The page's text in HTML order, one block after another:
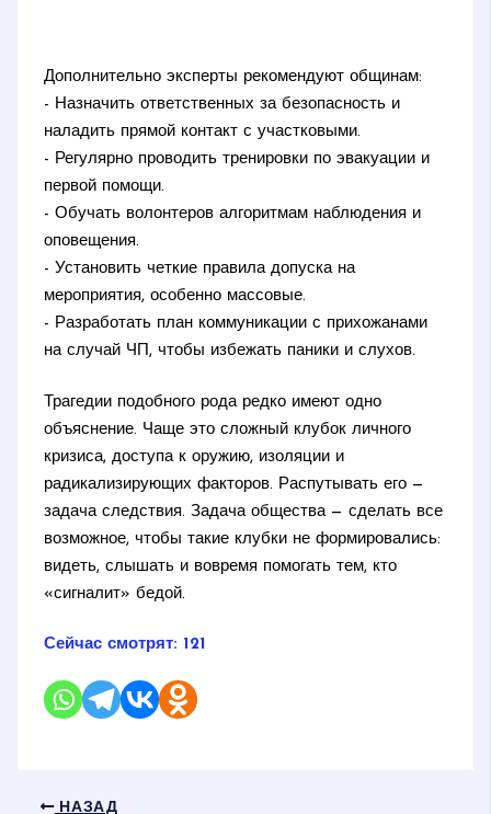
Дополнительно эксперты рекомендуют общинам:
- Назначить ответственных за безопасность и
наладить прямой контакт с участковыми.
- Регулярно проводить тренировки по эвакуации и
первой помощи.
- Обучать волонтеров алгоритмам наблюдения и
оповещения.
- Установить четкие правила допуска на
мероприятия, особенно массовые.
- Разработать план коммуникации с прихожанами
на случай ЧП, чтобы избежать паники и слухов.
Трагедии подобного рода редко имеют одно
объяснение. Чаще это сложный клубок личного
кризиса, доступа к оружию, изоляции и
радикализирующих факторов. Распутывать его —
задача следствия. Задача общества — сделать все
возможное, чтобы такие клубки не формировались:
видеть, слышать и вовремя помогать тем, кто
«сигналит» бедой.
Сейчас смотрят: 121
НАЗАД